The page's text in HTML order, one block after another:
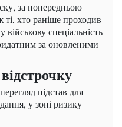
за попередньою
хто раніше проходив
спеціальність
за оновленими
підстав для
у зоні ризику